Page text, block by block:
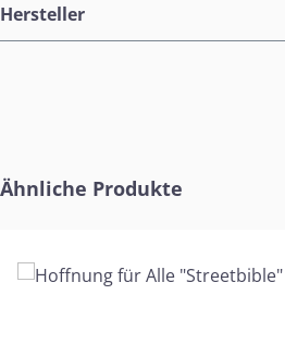
Hersteller
Produktgalerie überspringen
Ähnliche Produkte